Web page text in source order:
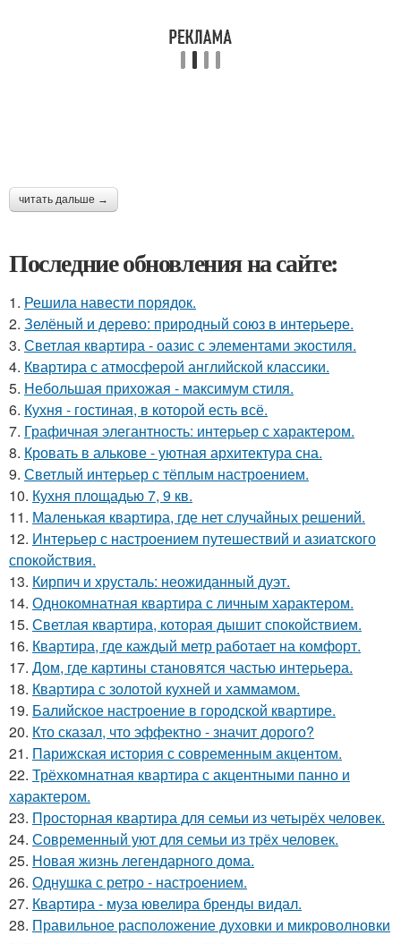
читать дальше →
Последние обновления на сайте:
1. Решила навести порядок.
2. Зелёный и дерево: природный союз в интерьере.
3. Светлая квартира - оазис с элементами экостиля.
4. Квартира с атмосферой английской классики.
5. Небольшая прихожая - максимум стиля.
6. Кухня - гостиная, в которой есть всё.
7. Графичная элегантность: интерьер с характером.
8. Кровать в алькове - уютная архитектура сна.
9. Светлый интерьер с тёплым настроением.
10. Кухня площадью 7, 9 кв.
11. Маленькая квартира, где нет случайных решений.
12. Интерьер с настроением путешествий и азиатского
спокойствия.
13. Кирпич и хрусталь: неожиданный дуэт.
14. Однокомнатная квартира с личным характером.
15. Светлая квартира, которая дышит спокойствием.
16. Квартира, где каждый метр работает на комфорт.
17. Дом, где картины становятся частью интерьера.
18. Квартира с золотой кухней и хаммамом.
19. Балийское настроение в городской квартире.
20. Кто сказал, что эффектно - значит дорого?
21. Парижская история с современным акцентом.
22. Трёхкомнатная квартира с акцентными панно и
характером.
23. Просторная квартира для семьи из четырёх человек.
24. Современный уют для семьи из трёх человек.
25. Новая жизнь легендарного дома.
26. Однушка с ретро - настроением.
27. Квартира - муза ювелира бренды видал.
28. Правильное расположение духовки и микроволновки